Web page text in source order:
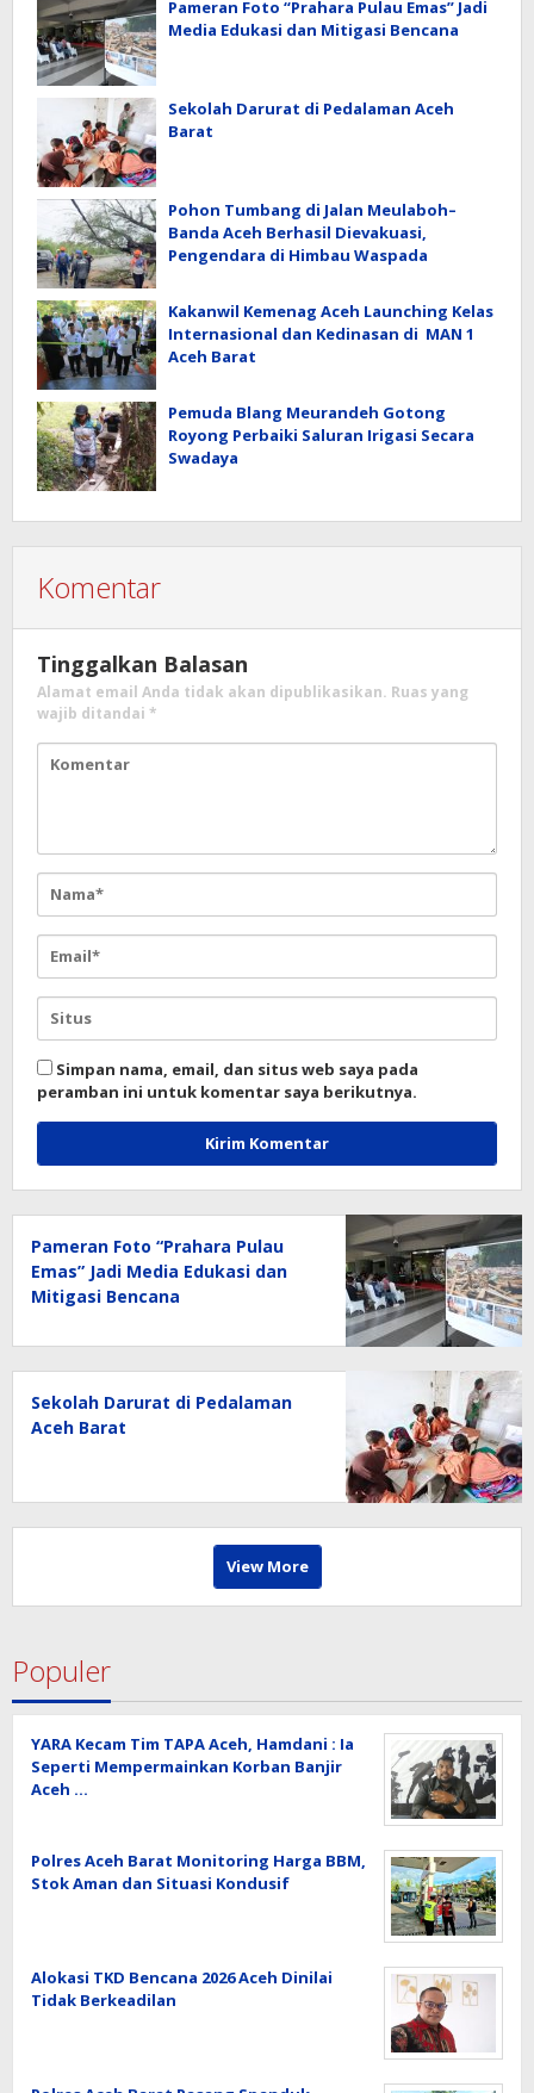
Pameran Foto “Prahara Pulau Emas” Jadi
Media Edukasi dan Mitigasi Bencana
Sekolah Darurat di Pedalaman Aceh
Barat
Pohon Tumbang di Jalan Meulaboh–
Banda Aceh Berhasil Dievakuasi,
Pengendara di Himbau Waspada
Kakanwil Kemenag Aceh Launching Kelas
Internasional dan Kedinasan di MAN 1
Aceh Barat
Pemuda Blang Meurandeh Gotong
Royong Perbaiki Saluran Irigasi Secara
Swadaya
Komentar
Tinggalkan Balasan
Alamat email Anda tidak akan dipublikasikan. Ruas yang
wajib ditandai *
Simpan nama, email, dan situs web saya pada
peramban ini untuk komentar saya berikutnya.
Pameran Foto “Prahara Pulau
Emas” Jadi Media Edukasi dan
Mitigasi Bencana
Sekolah Darurat di Pedalaman
Aceh Barat
View More
Populer
YARA Kecam Tim TAPA Aceh, Hamdani : Ia
Seperti Mempermainkan Korban Banjir
Aceh …
Polres Aceh Barat Monitoring Harga BBM,
Stok Aman dan Situasi Kondusif
Alokasi TKD Bencana 2026 Aceh Dinilai
Tidak Berkeadilan